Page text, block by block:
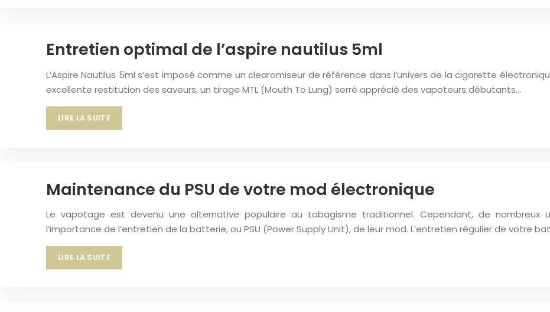
Entretien optimal de l’aspire nautilus 5ml
L’Aspire Nautilus 5ml s’est imposé comme un clearomiseur de référence dans l’univers de la cigarette
excellente restitution des saveurs, un tirage MTL (Mouth To Lung) serré apprécié des vapoteurs débutants…
LIRE LA SUITE
Maintenance du PSU de votre mod électronique
Le vapotage est devenu une alternative populaire au tabagisme traditionnel. Cependant, de nombreux
l’importance de l’entretien de la batterie, ou PSU (Power Supply Unit), de leur mod. L’entretien régulier de votre
LIRE LA SUITE